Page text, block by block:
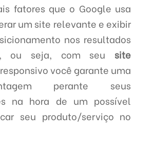
fatores que o Google usa
um site relevante e exibir
nos resultados
ou seja, com seu site
você garante uma
perante seus
na hora de um possível
seu produto/serviço no